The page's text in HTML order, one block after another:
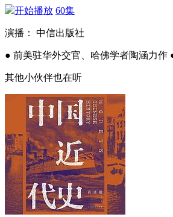
开始播放 60集
演播： 中信出版社
● 前美驻华外交官、哈佛学者陶涵力
其他小伙伴也在听